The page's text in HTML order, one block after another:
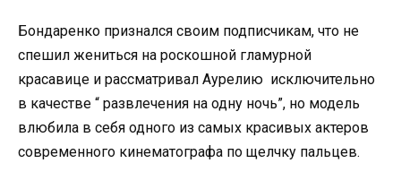
Бондаренко признался своим подписчикам, что не
спешил жениться на роскошной гламурной
красавице и рассматривал Аурелию исключительно
в качестве “ развлечения на одну ночь”, но модель
влюбила в себя одного из самых красивых актеров
современного кинематографа по щелчку пальцев.